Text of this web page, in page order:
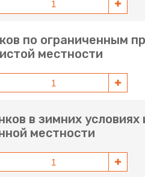
по ограниченным
местности
в зимних условиях
местности